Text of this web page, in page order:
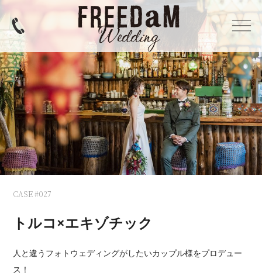
CASE #027
トルコ×エキゾチック
人と違うフォトウェディングがしたいカップル様をプロデュー
ス！